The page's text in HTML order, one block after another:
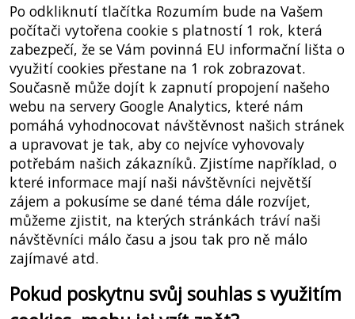
Po odkliknutí tlačítka Rozumím bude na Vašem
počítači vytořena cookie s platností 1 rok, která
zabezpečí, že se Vám povinná EU informační lišta o
využití cookies přestane na 1 rok zobrazovat.
Současně může dojít k zapnutí propojení našeho
webu na servery Google Analytics, které nám
pomáhá vyhodnocovat návštěvnost našich stránek
a upravovat je tak, aby co nejvíce vyhovovaly
potřebám našich zákazníků. Zjistíme například, o
které informace mají naši návštěvníci největší
zájem a pokusíme se dané téma dále rozvíjet,
můžeme zjistit, na kterých stránkách tráví naši
návštěvníci málo času a jsou tak pro ně málo
zajímavé atd.
Pokud poskytnu svůj souhlas s využitím